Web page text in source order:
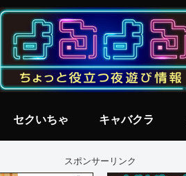
セクいちゃ キャバクラ
スポンサーリンク